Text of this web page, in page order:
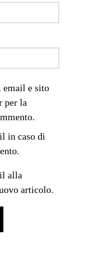
email e sito
per la
in caso di
alla
articolo.